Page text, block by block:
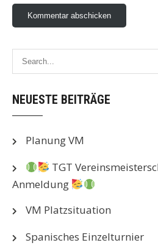
NEUESTE BEITRÄGE
Planung VM
TGT
Anmeldung
VM Platzsituation
Spanisches Einzelturnier